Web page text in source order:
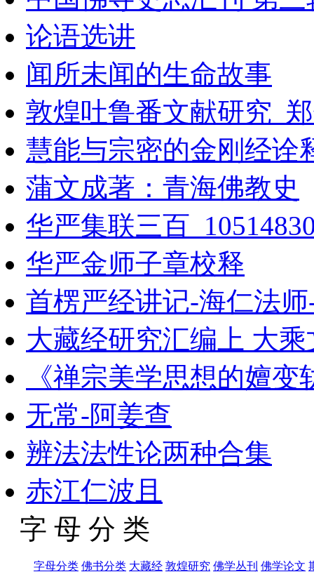
论语选讲
闻所未闻的生命故事
敦煌吐鲁番文献研究_
慧能与宗密的金刚经诠
蒲文成著：青海佛教史
华严集联三百
华严金师子章校释
首楞严经讲记-海仁法
大藏经研究汇编上 大
《禅宗美学思想的嬗变
无常-阿姜查
辨法法性论两种合集
赤江仁波且
字 母 分 类
字母分类 佛书分类 大藏经 敦煌研究 佛学丛刊 佛学论文